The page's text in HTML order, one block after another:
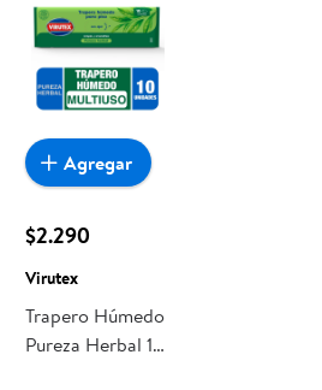
$2.290
Virutex
Trapero Húmedo
Pureza Herbal 10
Agregar